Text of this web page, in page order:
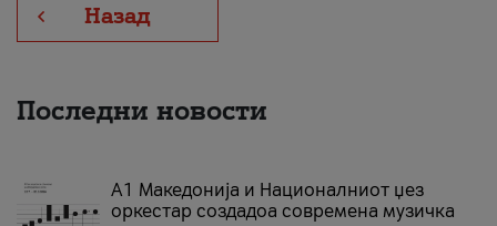
Назад
Последни новости
А1 Македонија и Националниот џез
оркестар создадоа современа музичка